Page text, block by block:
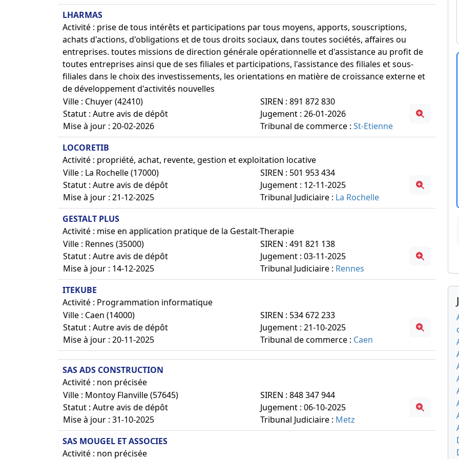
LHARMAS
Activité : prise de tous intérêts et participations par tous moyens, apports, souscriptions,
achats d'actions, d'obligations et de tous droits sociaux, dans toutes sociétés, affaires ou
entreprises. toutes missions de direction générale opérationnelle et d'assistance au profit de
toutes entreprises ainsi que de ses filiales et participations, l'assistance des filiales et sous-
filiales dans le choix des investissements, les orientations en matière de croissance externe et
de développement d'activités nouvelles
Ville : Chuyer (42410)
Statut : Autre avis de dépôt
Mise à jour : 20-02-2026
SIREN : 891 872 830
Jugement : 26-01-2026
Tribunal de commerce : St-Etienne
LOCORETIB
Activité : propriété, achat, revente, gestion et exploitation locative
Ville : La Rochelle (17000)
Statut : Autre avis de dépôt
Mise à jour : 21-12-2025
SIREN : 501 953 434
Jugement : 12-11-2025
Tribunal Judiciaire : La Rochelle
GESTALT PLUS
Activité : mise en application pratique de la Gestalt-Therapie
Ville : Rennes (35000)
Statut : Autre avis de dépôt
Mise à jour : 14-12-2025
SIREN : 491 821 138
Jugement : 03-11-2025
Tribunal Judiciaire : Rennes
ITEKUBE
Activité : Programmation informatique
Ville : Caen (14000)
Statut : Autre avis de dépôt
Mise à jour : 20-11-2025
SIREN : 534 672 233
Jugement : 21-10-2025
Tribunal de commerce : Caen
SAS ADS CONSTRUCTION
Activité : non précisée
Ville : Montoy Flanville (57645)
Statut : Autre avis de dépôt
Mise à jour : 31-10-2025
SIREN : 848 347 944
Jugement : 06-10-2025
Tribunal Judiciaire : Metz
SAS MOUGEL ET ASSOCIES
Activité : non précisée